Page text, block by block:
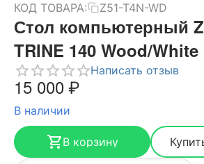
КОД ТОВАРА: Z51-T4N-WD
Стол компьютерный
TRINE 140 Wood/White
Написать отзыв
15 000₽
В наличии
В корзину